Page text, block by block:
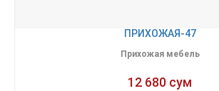
ПРИХОЖАЯ-47
Прихожая мебель
12 680 сум